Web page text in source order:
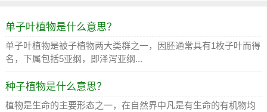
单子叶植物是什么意思？
单子叶植物是被子植物两大类群之一，因胚通常具有1枚子叶而得
名，下属包括5亚纲，即泽泻亚纲...
种子植物是什么意思？
植物是生命的主要形态之一，在自然界中凡是有生命的有机物均